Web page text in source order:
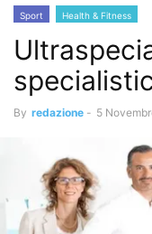
Sport Health & Fitness
By redazione - 5